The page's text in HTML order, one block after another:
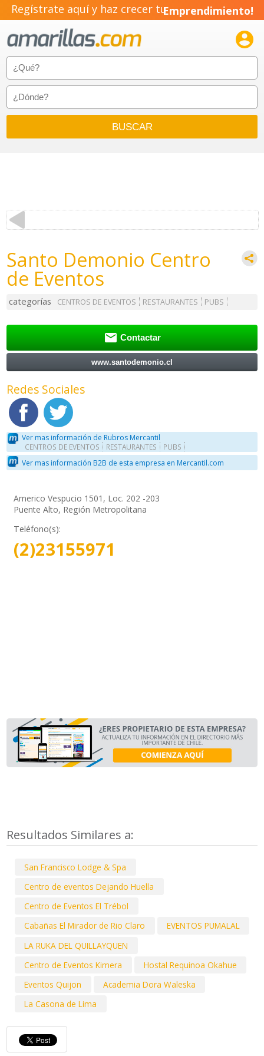
Regístrate aquí y haz crecer tuEmprendimiento!

Santo Demonio Centro
de Eventos
categorías CENTROS DE EVENTOS RESTAURANTES PUBS
 Contactar
www.santodemonio.cl
Redes Sociales
Ver mas información de Rubros Mercantil
CENTROS DE EVENTOS RESTAURANTES PUBS
Ver mas información B2B de esta empresa en Mercantil.com
Americo Vespucio 1501, Loc. 202 -203
Puente Alto, Región Metropolitana
Teléfono(s):
(2)23155971
Resultados Similares a:
San Francisco Lodge & Spa
Centro de eventos Dejando Huella
Centro de Eventos El Trébol
Cabañas El Mirador de Rio Claro
EVENTOS PUMALAL
LA RUKA DEL QUILLAYQUEN
Centro de Eventos Kimera
Hostal Requinoa Okahue
Eventos Quijon
Academia Dora Waleska
La Casona de Lima